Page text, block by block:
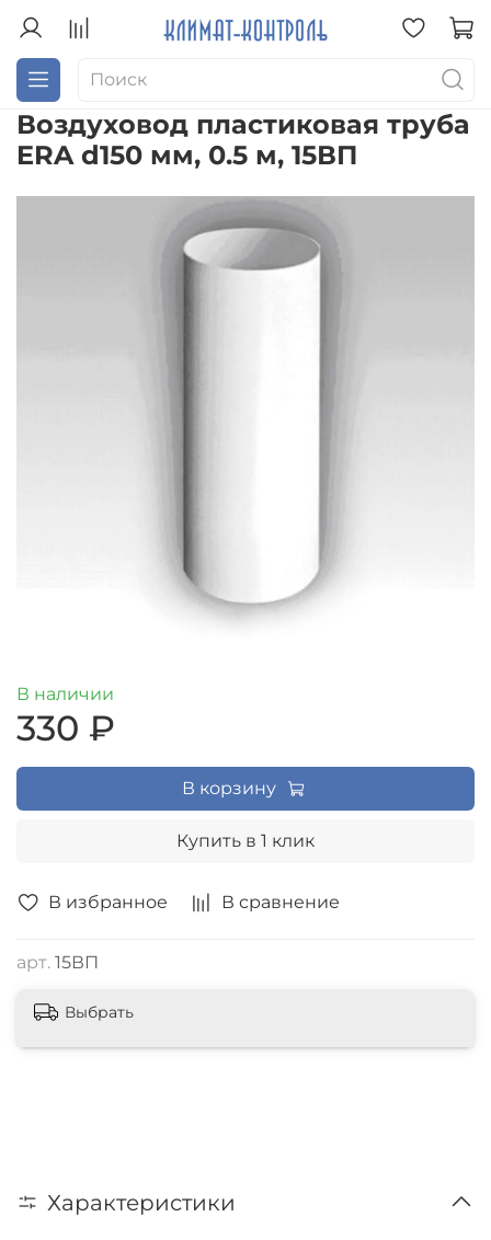
Воздуховод пластиковая труба
ERA d150 мм, 0.5 м, 15ВП
В избранное В сравнение
арт. 15ВП
В наличии
330 ₽
В корзину
Купить в 1 клик
Выбрать
Характеристики